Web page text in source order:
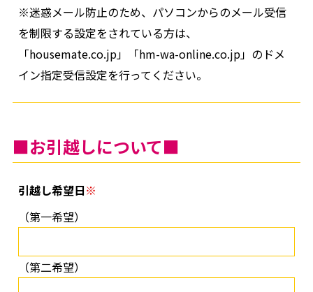
※迷惑メール防止のため、パソコンからのメール受信
を制限する設定をされている方は、
「housemate.co.jp」「hm-wa-online.co.jp」のドメ
イン指定受信設定を行ってください。
■お引越しについて■
引越し希望日
（第一希望）
（第二希望）